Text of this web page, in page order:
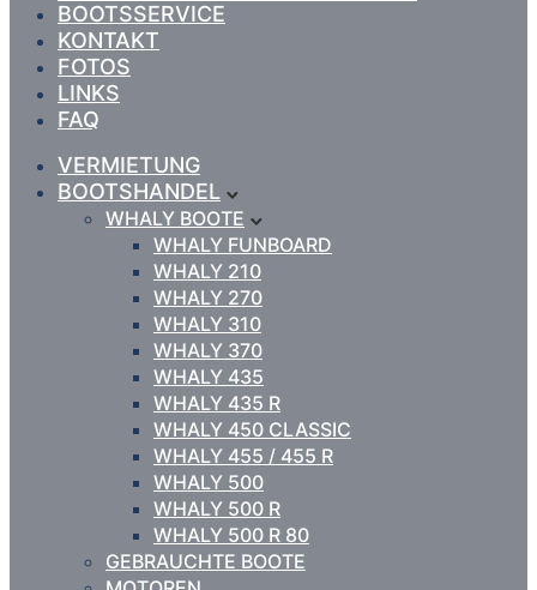
BOOTSSERVICE
KONTAKT
FOTOS
LINKS
FAQ
VERMIETUNG
BOOTSHANDEL
WHALY BOOTE
WHALY FUNBOARD
WHALY 210
WHALY 270
WHALY 310
WHALY 370
WHALY 435
WHALY 435 R
WHALY 450 CLASSIC
WHALY 455 / 455 R
WHALY 500
WHALY 500 R
WHALY 500 R 80
GEBRAUCHTE BOOTE